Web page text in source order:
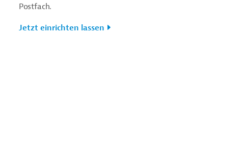
Postfach.
Jetzt einrichten lassen